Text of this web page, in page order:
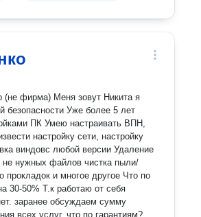
зовут Никита я
Уже более 5 лет
ВПН,
настройку сети, настройку
файлов чистка пыли/